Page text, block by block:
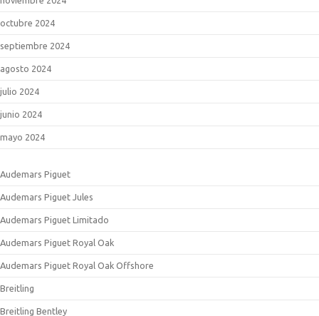
octubre 2024
septiembre 2024
agosto 2024
julio 2024
junio 2024
mayo 2024
Audemars Piguet
Audemars Piguet Jules
Audemars Piguet Limitado
Audemars Piguet Royal Oak
Audemars Piguet Royal Oak Offshore
Breitling
Breitling Bentley